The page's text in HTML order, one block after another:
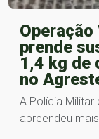
prende
1,4 kg de
no
A Polícia Militar
apreendeu